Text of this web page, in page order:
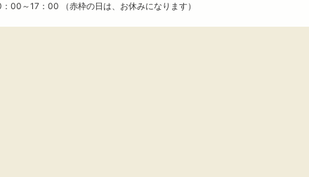
00～17：00 （赤枠の日は、お休みになります）